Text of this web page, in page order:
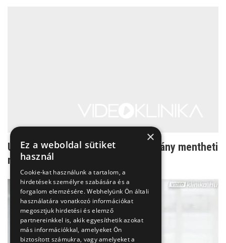
Újabb reménysugár: Magyar találmány mentheti
meg a magzatok ...
×
Ez a weboldal sütiket
használ
Cookie-kat használunk a tartalom, a
hirdetések személyre szabására és a
forgalom elemzésére. Webhelyünk Ön általi
használatára vonatkozó információkat
megosztjuk hirdetési és elemző
partnereinkkel is, akik egyesíthetik azokat
más információkkal, amelyeket Ön
biztosított számukra, vagy amelyeket a